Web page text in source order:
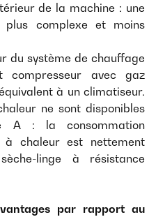
de la machine : une
plus complexe et moins
du système de chauffage
compresseur avec gaz
à un climatiseur.
ne sont disponibles
A : la consommation
à chaleur est nettement
linge à résistance
par rapport au